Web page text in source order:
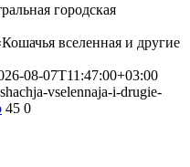
городская
вселенная и другие
08-07T11:47:00+03:00
vselennaja-i-drugie-
45 0